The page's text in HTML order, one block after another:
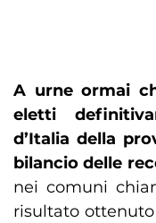
A urne ormai
eletti
d’Italia della
bilancio delle
nei comuni
risultato